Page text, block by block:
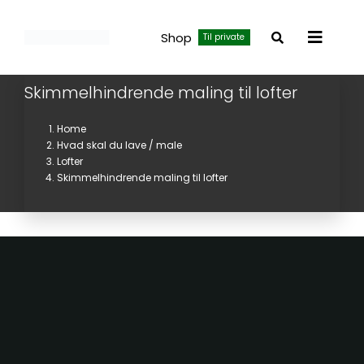
Shop Til private
Toggle
Skimmelhindrende maling til lofter
Home
Hvad skal du lave / male
Lofter
Skimmelhindrende maling til lofter